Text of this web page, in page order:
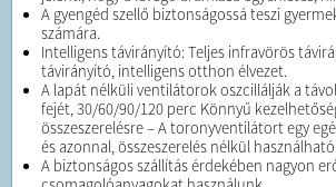
A gyengéd szellő biztonságossá teszi
számára.
Intelligens távirányító: Teljes infravörös
távirányító, intelligens otthon élvezet.
A lapát nélküli ventilátorok oszcillálják a
fejét, 30/60/90/120 perc Könnyű
összeszerelésre – A toronyventilátort egy
és azonnal, összeszerelés nélkül
A biztonságos szállítás érdekében nagyon